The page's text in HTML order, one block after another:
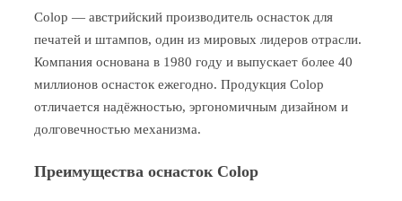
Colop — австрийский производитель оснасток для
печатей и штампов, один из мировых лидеров отрасли.
Компания основана в 1980 году и выпускает более 40
миллионов оснасток ежегодно. Продукция Colop
отличается надёжностью, эргономичным дизайном и
долговечностью механизма.
Преимущества оснасток Colop